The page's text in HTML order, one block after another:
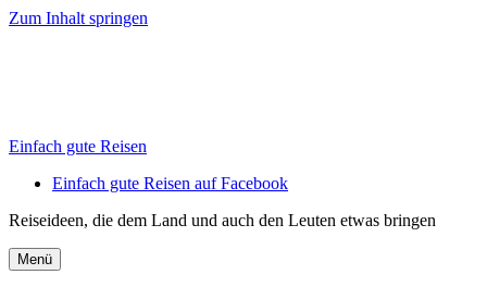
Zum Inhalt springen
Einfach gute Reisen
Einfach gute Reisen auf Facebook
Reiseideen, die dem Land und auch den Leuten etwas bringen
Menü